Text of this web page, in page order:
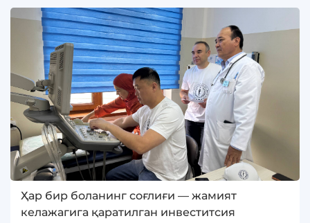
Ҳар бир боланинг соғлиғи — жамият
келажагига қаратилган инвеститсия